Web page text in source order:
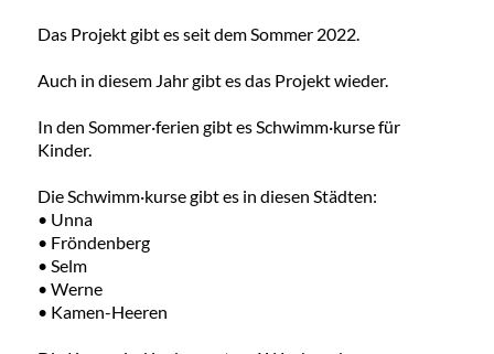
Das Projekt gibt es seit dem Sommer 2022.
Auch in diesem Jahr gibt es das Projekt wieder.
In den Sommer·ferien gibt es Schwimm·kurse für
Kinder.
Die Schwimm·kurse gibt es in diesen Städten:
• Unna
• Fröndenberg
• Selm
• Werne
• Kamen-Heeren